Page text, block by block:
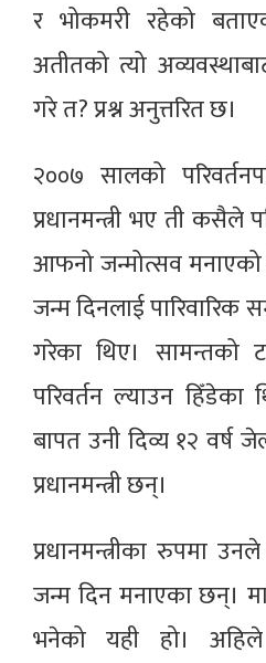
र भोकमरी रहेको
अतीतको त्यो
गरे त? प्रश्न अनुत्तरित छ।
२००७ सालको
प्रधानमन्त्री भए ती कसैले
आफनो जन्मोत्सव
जन्म दिनलाई पारिवारिक
गरेका थिए। सामन्तको
परिवर्तन ल्याउन
बापत उनी दिव्य १२ वर्ष
प्रधानमन्त्री छन्।
प्रधानमन्त्रीका रुपमा
जन्म दिन मनाएका छन्।
भनेको यही हो। अहिले